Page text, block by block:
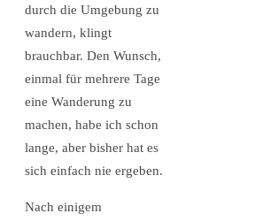
durch die Umgebung zu
wandern, klingt
brauchbar. Den Wunsch,
einmal für mehrere Tage
eine Wanderung zu
machen, habe ich schon
lange, aber bisher hat es
sich einfach nie ergeben.
Nach einigem